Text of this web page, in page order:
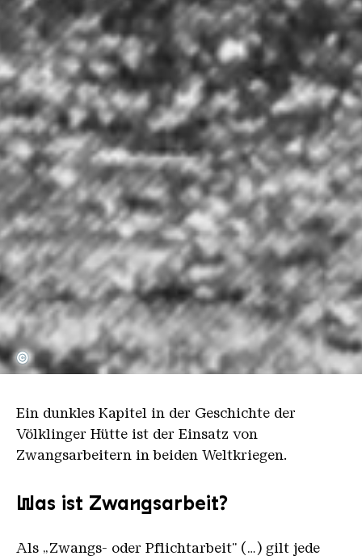
©
Ein dunkles Kapitel in der Geschichte der
Völklinger Hütte ist der Einsatz von
Zwangsarbeitern in beiden Weltkriegen.
Was ist Zwangsarbeit?
Als „Zwangs- oder Pflichtarbeit" (…) gilt jede